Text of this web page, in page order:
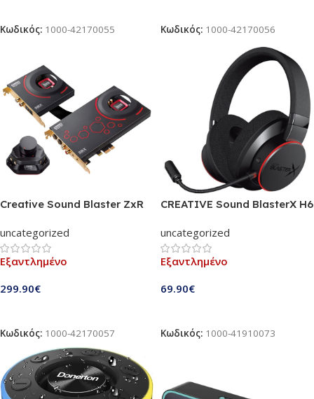
Κωδικός: 1000-42170055
Κωδικός: 1000-42170056
Creative Sound Blaster ZxR
Sound Card including Audio
Control Module
uncategorized
Εξαντλημένο
299.90€
Κωδικός: 1000-42170057
CREATIVE Sound BlasterX H6
media πλήκτρα, αποσπώμενο
μικρόφωνο, 7.1 virtual
surround, RGB φωτισμος,
(70GH039000000)
uncategorized
Εξαντλημένο
69.90€
Κωδικός: 1000-41910073